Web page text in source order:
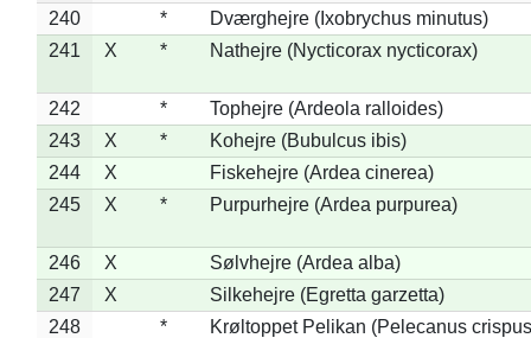
240
*
Dværghejre (Ixobrychus minutus)
241
X * Nathejre (Nycticorax nycticorax)
242 *
Tophejre (Ardeola ralloides)
243
X *
Kohejre (Bubulcus ibis)
244
X
Fiskehejre (Ardea cinerea)
245
X * Purpurhejre (Ardea purpurea)
246 X
Sølvhejre (Ardea alba)
247
X
Silkehejre (Egretta garzetta)
248
*
Krøltoppet Pelikan (Pelecanus